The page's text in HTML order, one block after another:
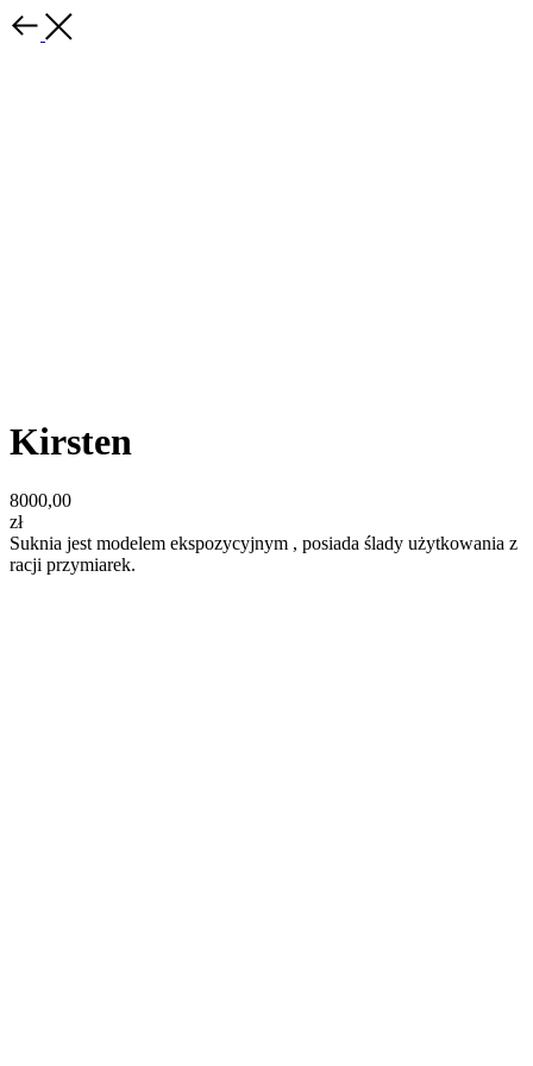
Kirsten
8000,00
zł
Suknia jest modelem ekspozycyjnym , posiada ślady użytkowania z
racji przymiarek.